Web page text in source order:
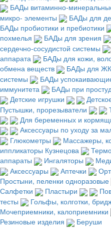
БАДы витаминно-
микро- элементы
БАДы для
БАДы пробиотики и пребиотики
похмелья
БАДы для зрения
сердечно-сосудистой системы
аппарата
БАДы для кожи,
обмена веществ
БАДы для
системы
БАДы
иммунитета
БАДы при
Детские игрушки
Пустышки, прорезыватели
Для беременных и
Аксессуары по уходу за
Глюкометры
Массажеры,
иппликаторы Кузнецова
аппараты
Ингаляторы
Аксессуары
Аптечки
Простыни, пеленки одноразовые
Салфетки
Пластыри
тесты
Гольфы, колготки,
Мочеприемники, калоприемники
Резиновые изделия
Беруши